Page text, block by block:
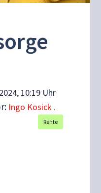
10:19 Uhr
Ingo Kosick .
Rente